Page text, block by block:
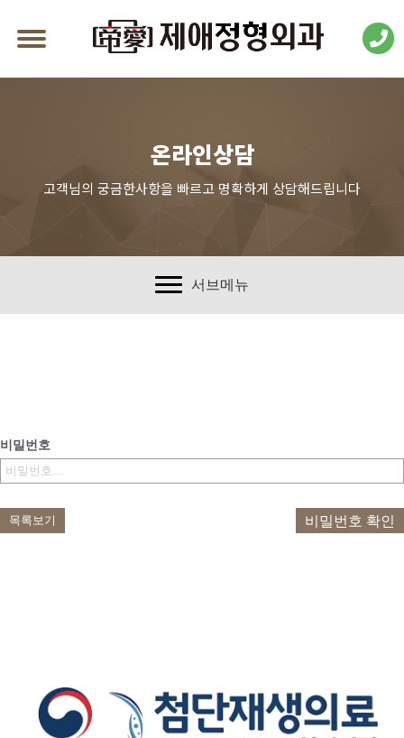
온라인상담
고객님의 궁금한사항을 빠르고 명확하게 상담해드립니다
서브메뉴
비밀번호
목록보기 비밀번호 확인